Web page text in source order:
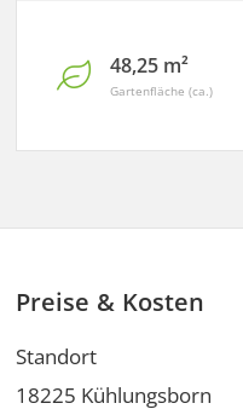
48,25 m²
Gartenfläche (ca.)
Preise & Kosten
Standort
18225 Kühlungsborn